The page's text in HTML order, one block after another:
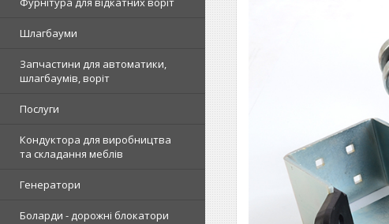
Шлагбауми
Запчастини для автоматики,
шлагбаумів, воріт
Послуги
Кондуктора для виробництва
та складання меблів
Генератори
Боларди - дорожні блокатори